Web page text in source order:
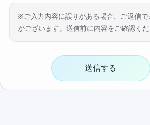
※ご入力内容に誤りがある場合、ご返信で
がございます。送信前に内容をご確認くだ
送信する